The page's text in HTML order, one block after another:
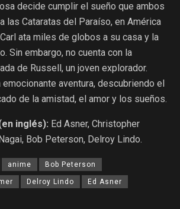
decide cumplir el sueño que ambos
las Cataratas del Paraíso, en América
ata miles de globos a su casa y la
Sin embargo, no cuenta con la
de Russell, un joven explorador.
aventura, descubriendo el
de la amistad, el amor y los sueños.
inglés): Ed Asner, Christopher
Bob Peterson, Delroy Lindo.
anime Bob Peterson
Delroy Lindo Ed Asner